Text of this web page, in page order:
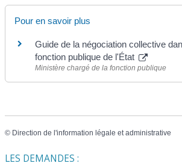
Pour en savoir plus
Guide de la négociation collective
fonction publique de l'État
Ministère chargé de la fonction publique
© Direction de l'information légale et administrative
LES DEMANDES :